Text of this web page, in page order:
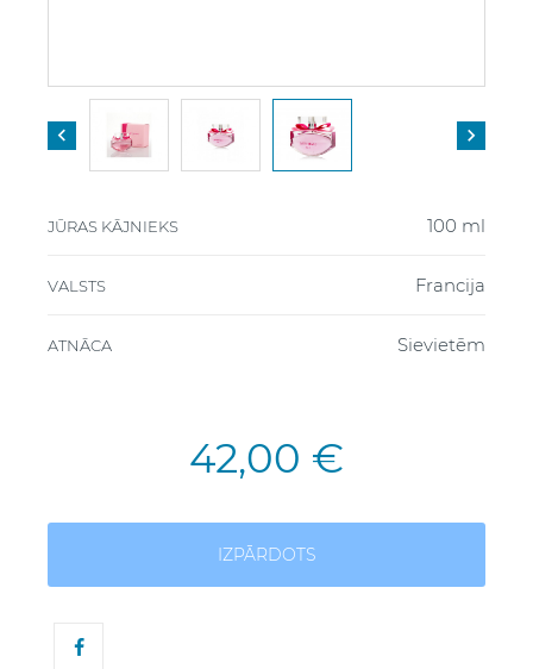
 
JŪRAS KĀJNIEKS 100 ml
VALSTS Francija
ATNĀCA Sievietēm
42,00 €
IZPĀRDOTS